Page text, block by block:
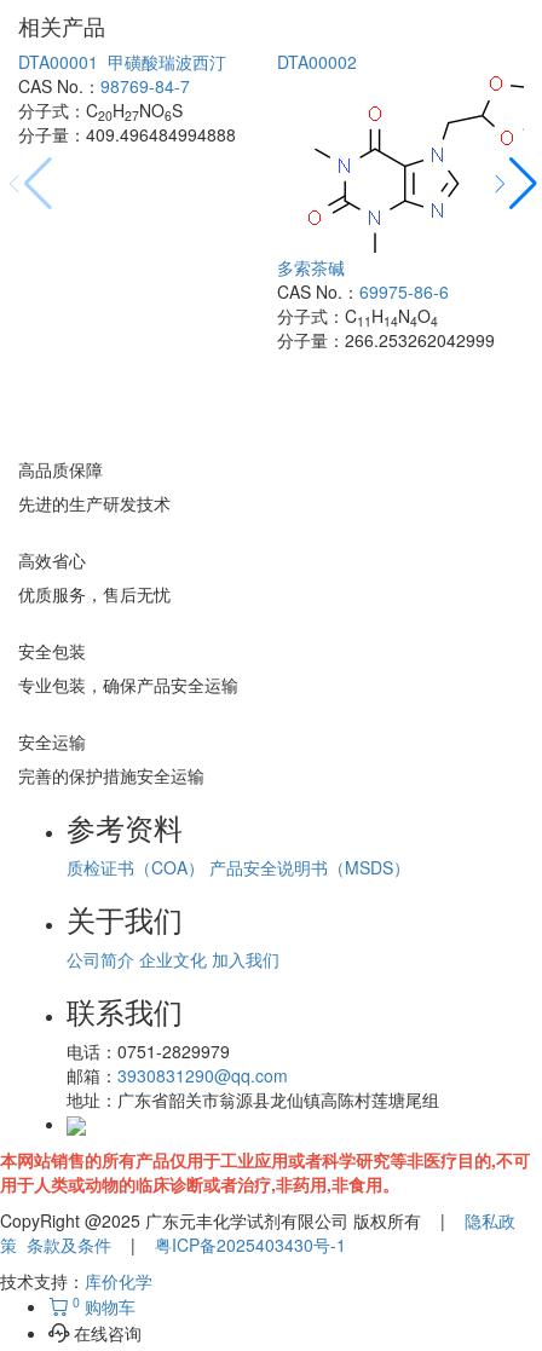
相关产品
DTA00001 甲磺酸瑞波西汀
CAS No.： 98769-84-7
分子式： C20H27NO6S
分子量： 409.496484994888
DTA00002
多索茶碱
CAS No.： 69975-86-6
分子式： C11 H14N4O4
分子量： 266.253262042999
高品质保障
先进的生产研发技术
高效省心
优质服务，售后无忧
安全包装
专业包装，确保产品安全运输
安全运输
完善的保护措施安全运输
参考资料
质检证书（COA） 产品安全说明书（MSDS）
关于我们
公司简介 企业文化 加入我们
联系我们
电话： 0751-2829979
邮箱： 3930831290@qq.com
地址： 广东省韶关市翁源县龙仙镇高陈村莲塘尾组
本网站销售的所有产品仅用于工业应用或者科学研究等非医疗目的,不可
用于人类或动物的临床诊断或者治疗,非药用,非食用。
CopyRight @2025 广东元丰化学试剂有限公司 版权所有 | 隐私政
策 条款及条件 | 粤ICP备2025403430号-1
技术支持： 库价化学
0 购物车
在线咨询